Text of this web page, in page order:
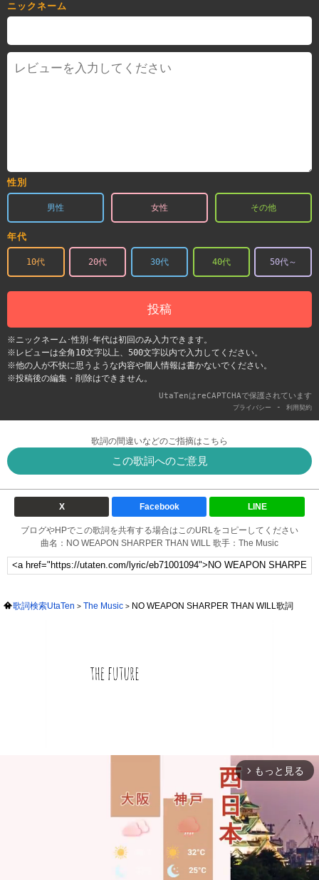
ニックネーム
性別
男性 女性 その他
年代
10代 20代 30代 40代 50代～
投稿
※ニックネーム･性別･年代は初回のみ入力できます。
※レビューは全角10文字以上、500文字以内で入力してください。
※他の人が不快に思うような内容や個人情報は書かないでください。
※投稿後の編集・削除はできません。
UtaTenはreCAPTCHAで保護されています
プライバシー - 利用契約
歌詞の間違いなどのご指摘はこちら
この歌詞へのご意見
X Facebook LINE
ブログやHPでこの歌詞を共有する場合はこのURLをコピーしてください
曲名：NO WEAPON SHARPER THAN WILL 歌手：The Music
歌詞検索UtaTen The Music NO WEAPON SHARPER THAN WILL歌詞
arrow_forward_ios もっと見る